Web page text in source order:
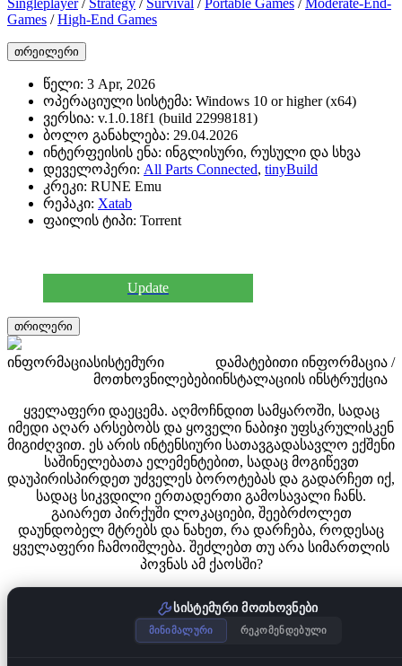
Games /High-End Games
თრეილერი
წელი: 3 Apr, 2026
ოპერაციული სისტემა: Windows 10 or higher (x64)
ვერსია: v.1.0.18f1 (build 22998181)
ბოლო განახლება: 29.04.2026
ინტერფეისის ენა: ინგლისური, რუსული და სხვა
დეველოპერი: All Parts Connected, tinyBuild
კრეკი: RUNE Emu
რეპაკი: Xatab
ფაილის ტიპი: Torrent
Update
თრილერი
ინფორმაციასისტემური
მოთხოვნილებები
დამატებითი ინფორმაცია /
ინსტალაციის ინსტრუქცია
ყველაფერი დაეცემა. აღმოჩნდით სამყაროში, სადაც
იმედი აღარ არსებობს და ყოველი ნაბიჯი უფსკრულისკენ
მიგიძღვით. ეს არის ინტენსიური სათავგადასავლო ექშენი
საშინელებათა ელემენტებით, სადაც მოგიწევთ
დაუპირისპირდეთ უძველეს ბოროტებას და გადარჩეთ იქ,
სადაც სიკვდილი ერთადერთი გამოსავალი ჩანს.
გაიარეთ პირქუში ლოკაციები, შეებრძოლეთ
დაუნდობელ მტრებს და ნახეთ, რა დარჩება, როდესაც
ყველაფერი ჩამოიშლება. შეძლებთ თუ არა სიმართლის
პოვნას ამ ქაოსში?
სისტემური მოთხოვნები
მინიმალური რეკომენდებული